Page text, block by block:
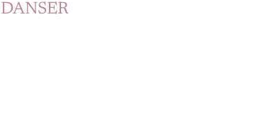
DANSER